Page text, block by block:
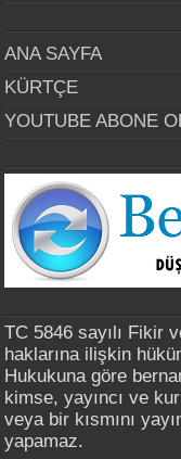
ANA SAYFA
KÜRTÇE
YOUTUBE ABONE
TC 5846 sayılı Fikir
haklarına ilişkin
Hukukuna göre
kimse, yayıncı ve
veya bir kısmını
yapamaz.